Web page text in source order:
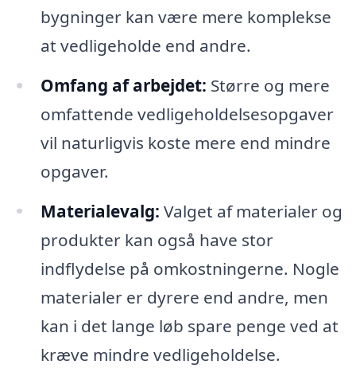
bygninger kan være mere komplekse
at vedligeholde end andre.
Omfang af arbejdet: Større og mere
omfattende vedligeholdelsesopgaver
vil naturligvis koste mere end mindre
opgaver.
Materialevalg: Valget af materialer og
produkter kan også have stor
indflydelse på omkostningerne. Nogle
materialer er dyrere end andre, men
kan i det lange løb spare penge ved at
kræve mindre vedligeholdelse.